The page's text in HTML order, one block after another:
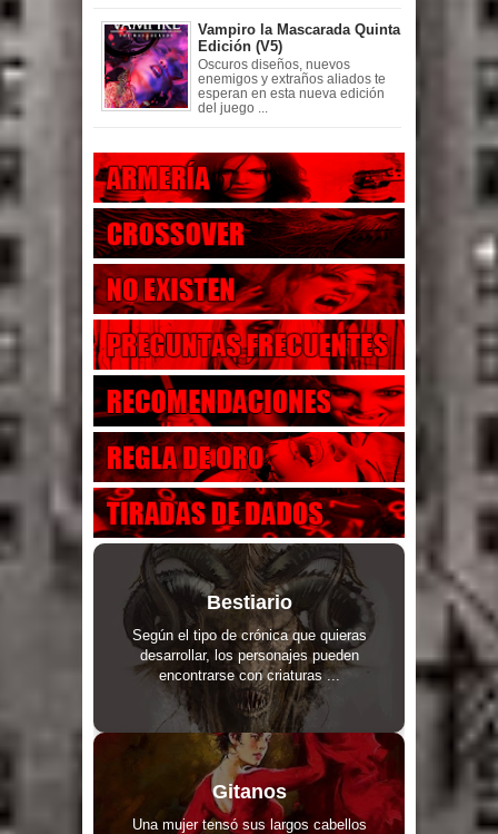
Vampiro la Mascarada Quinta
Edición (V5)
Oscuros diseños, nuevos
enemigos y extraños aliados te
esperan en esta nueva edición
del juego ...
Bestiario
Según el tipo de crónica que quieras
desarrollar, los personajes pueden
encontrarse con criaturas ...
Gitanos
Una mujer tensó sus largos cabellos